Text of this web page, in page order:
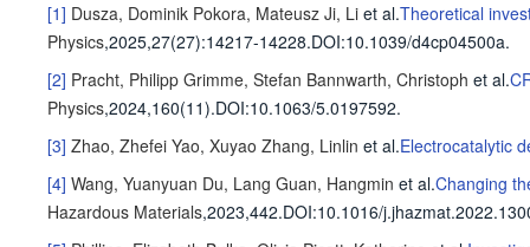
[1] Dusza, Dominik Pokora, Mateusz Ji, Li et al.Theoretical
Physics,2025,27(27):14217-14228.DOI:10.1039/d4cp04500a.
[2] Pracht, Philipp Grimme, Stefan Bannwarth, Christoph et al.
Physics,2024,160(11).DOI:10.1063/5.0197592.
[3] Zhao, Zhefei Yao, Xuyao Zhang, Linlin et al.Electrocatalytic
[4] Wang, Yuanyuan Du, Lang Guan, Hangmin et al.Changing
Hazardous Materials,2023,442.DOI:10.1016/